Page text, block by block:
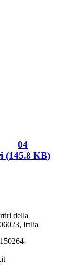
04
(145.8 KB)
della
Italia